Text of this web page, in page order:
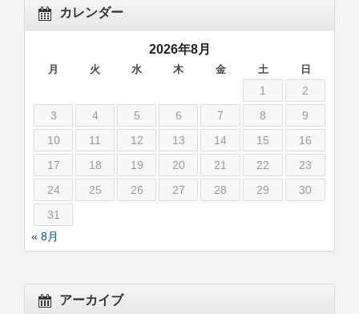
カレンダー
2026年8月
月 火 水 木 金 土 日
1
2
3
4 5 6 7 8
9
10
11 12 13 14 15
16
17
18 19 20 21 22
23
24
25 26 27 28 29
30
31
« 8月
アーカイブ